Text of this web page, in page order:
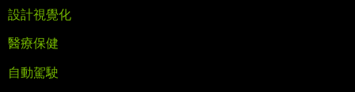
設計視覺化
醫療保健
自動駕駛